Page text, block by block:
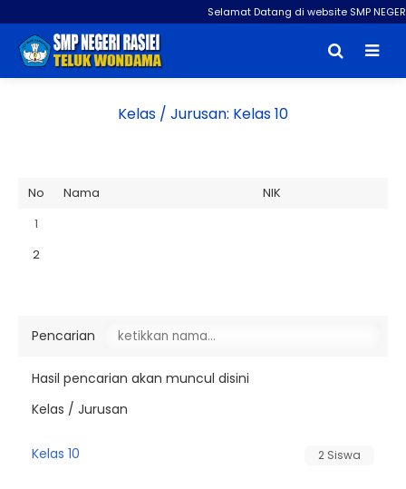
Selamat Datang di website SMP
Kelas / Jurusan: Kelas 10
No Nama
NIK
1
2
Pencarian
Hasil pencarian akan muncul disini
Kelas / Jurusan
Kelas 10 2 Siswa